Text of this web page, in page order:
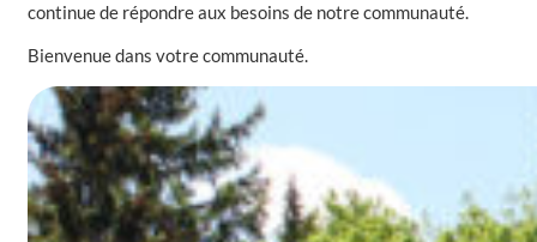
continue de répondre aux besoins de notre communauté.
Bienvenue dans votre communauté.